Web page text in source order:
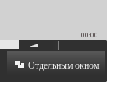
00:00
Отдельным окном